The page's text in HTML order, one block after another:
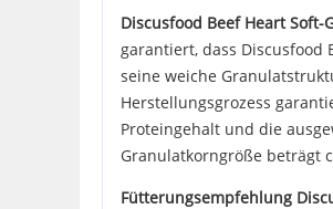
Discusfood Beef Heart Soft-
garantiert, dass Discusfood
seine weiche
Herstellungsgrozess
Proteingehalt und die
Granulatkorngröße beträgt
Fütterungsempfehlung